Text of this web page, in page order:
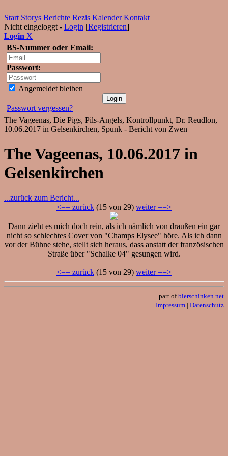
Start Storys Berichte Rezis Kalender Kontakt
Nicht eingeloggt - Login [Registrieren]
Login X
BS-Nummer oder Email:
Passwort:
Angemeldet bleiben
Passwort vergessen?
The Vageenas, Die Pigs, Pils-Angels, Kontrollpunkt, Dr. Reudlon,
10.06.2017 in Gelsenkirchen, Spunk - Bericht von Zwen
The Vageenas, 10.06.2017 in
Gelsenkirchen
...zurück zum Bericht...
<== zurück (15 von 29) weiter ==>
Dann zieht es mich doch rein, als ich nämlich von draußen ein gar
nicht so schlechtes Cover von "Champs Elysee" höre. Als ich dann
vor der Bühne stehe, stellt sich heraus, dass anstatt der französischen
Straße über "Schalke 04" gesungen wird.
<== zurück (15 von 29) weiter ==>
part ofbierschinken.net
Impressum | Datenschutz